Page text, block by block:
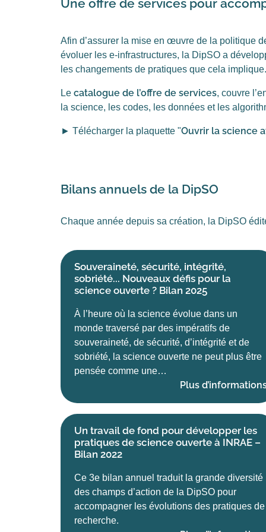
Une offre de services pour
Afin d’assurer la mise en œuvre de la politique
évoluer les e-infrastructures, la DipSO a
les changements de pratiques que cela implique.
Le catalogue de l’offre de services, couvre
la science, les codes, les données et les
► Télécharger la plaquette "Ouvrir la science
Bilans annuels de la DipSO
Chaque année depuis sa création, la DipSO
Souveraineté, sécurité, intégrité,
sobriété... Nouveaux défis pour la
science ouverte ? Bilan 2025
À l’heure où la science évolue dans un
monde traversé par des impératifs de
souveraineté, de sécurité, d’intégrité et de
sobriété, la science ouverte ne peut plus être
pensée comme une…
Plus
Un travail de fond pour développer les
pratiques de science ouverte à INRAE –
Bilan 2022
Ce 3e bilan annuel traduit la grande diversité
des champs d’action de la DipSO pour
accompagner les évolutions des pratiques de
recherche.